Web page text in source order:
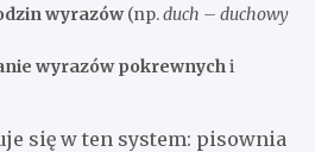
wyrazów(np.duch – duchowy
wyrazów pokrewnychi
się w ten system: pisownia